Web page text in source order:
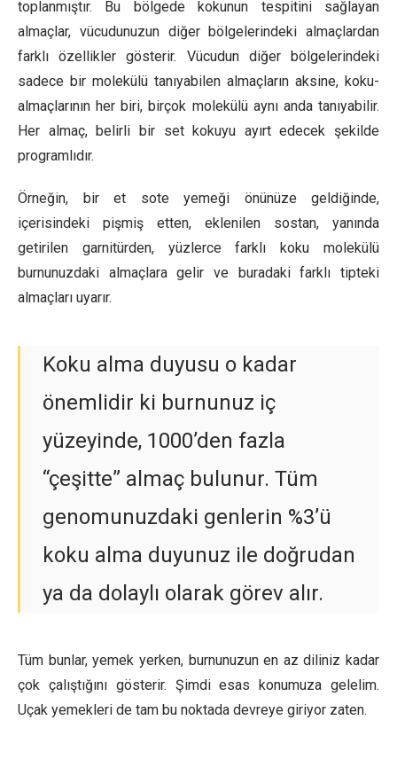
toplanmıştır. Bu bölgede kokunun tespitini sağlayan
almaçlar, vücudunuzun diğer bölgelerindeki almaçlardan
farklı özellikler gösterir. Vücudun diğer bölgelerindeki
sadece bir molekülü tanıyabilen almaçların aksine, koku-
almaçlarının her biri, birçok molekülü aynı anda tanıyabilir.
Her almaç, belirli bir set kokuyu ayırt edecek şekilde
programlıdır.
Örneğin, bir et sote yemeği önünüze geldiğinde,
içerisindeki pişmiş etten, eklenilen sostan, yanında
getirilen garnitürden, yüzlerce farklı koku molekülü
burnunuzdaki almaçlara gelir ve buradaki farklı tipteki
almaçları uyarır.
Koku alma duyusu o kadar
önemlidir ki burnunuz iç
yüzeyinde, 1000’den fazla
“çeşitte” almaç bulunur. Tüm
genomunuzdaki genlerin %3’ü
koku alma duyunuz ile doğrudan
ya da dolaylı olarak görev alır.
Tüm bunlar, yemek yerken, burnunuzun en az diliniz kadar
çok çalıştığını gösterir. Şimdi esas konumuza gelelim.
Uçak yemekleri de tam bu noktada devreye giriyor zaten.